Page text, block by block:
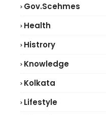
Gov.scehmes
Health
Histrory
Knowledge
Kolkata
Lifestyle